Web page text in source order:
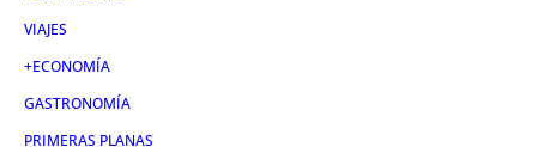
VIAJES
+ECONOMÍA
GASTRONOMÍA
PRIMERAS PLANAS